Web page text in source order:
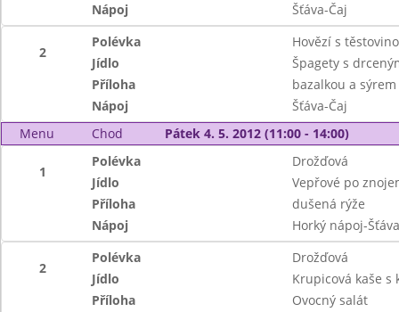
Nápoj
Šťáva-Čaj
2
Polévka
Hovězí s
Jídlo
Špagety s
Příloha
bazalkou a sýrem
Nápoj
Šťáva-Čaj
Menu
Chod Pátek 4. 5. 2012 (11:00 - 14:00)
1
Polévka
Drožďová
Jídlo
Vepřové po
Příloha
dušená rýže
Nápoj
Horký nápoj-Šťáva
2
Polévka
Drožďová
Jídlo
Krupicová kaše s
Příloha
Ovocný salát